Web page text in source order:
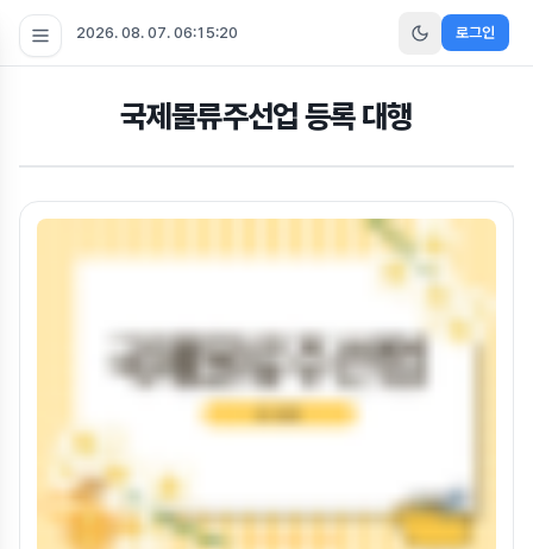
2026. 08. 07. 06:15:20 로그인
국제물류주선업 등록 대행